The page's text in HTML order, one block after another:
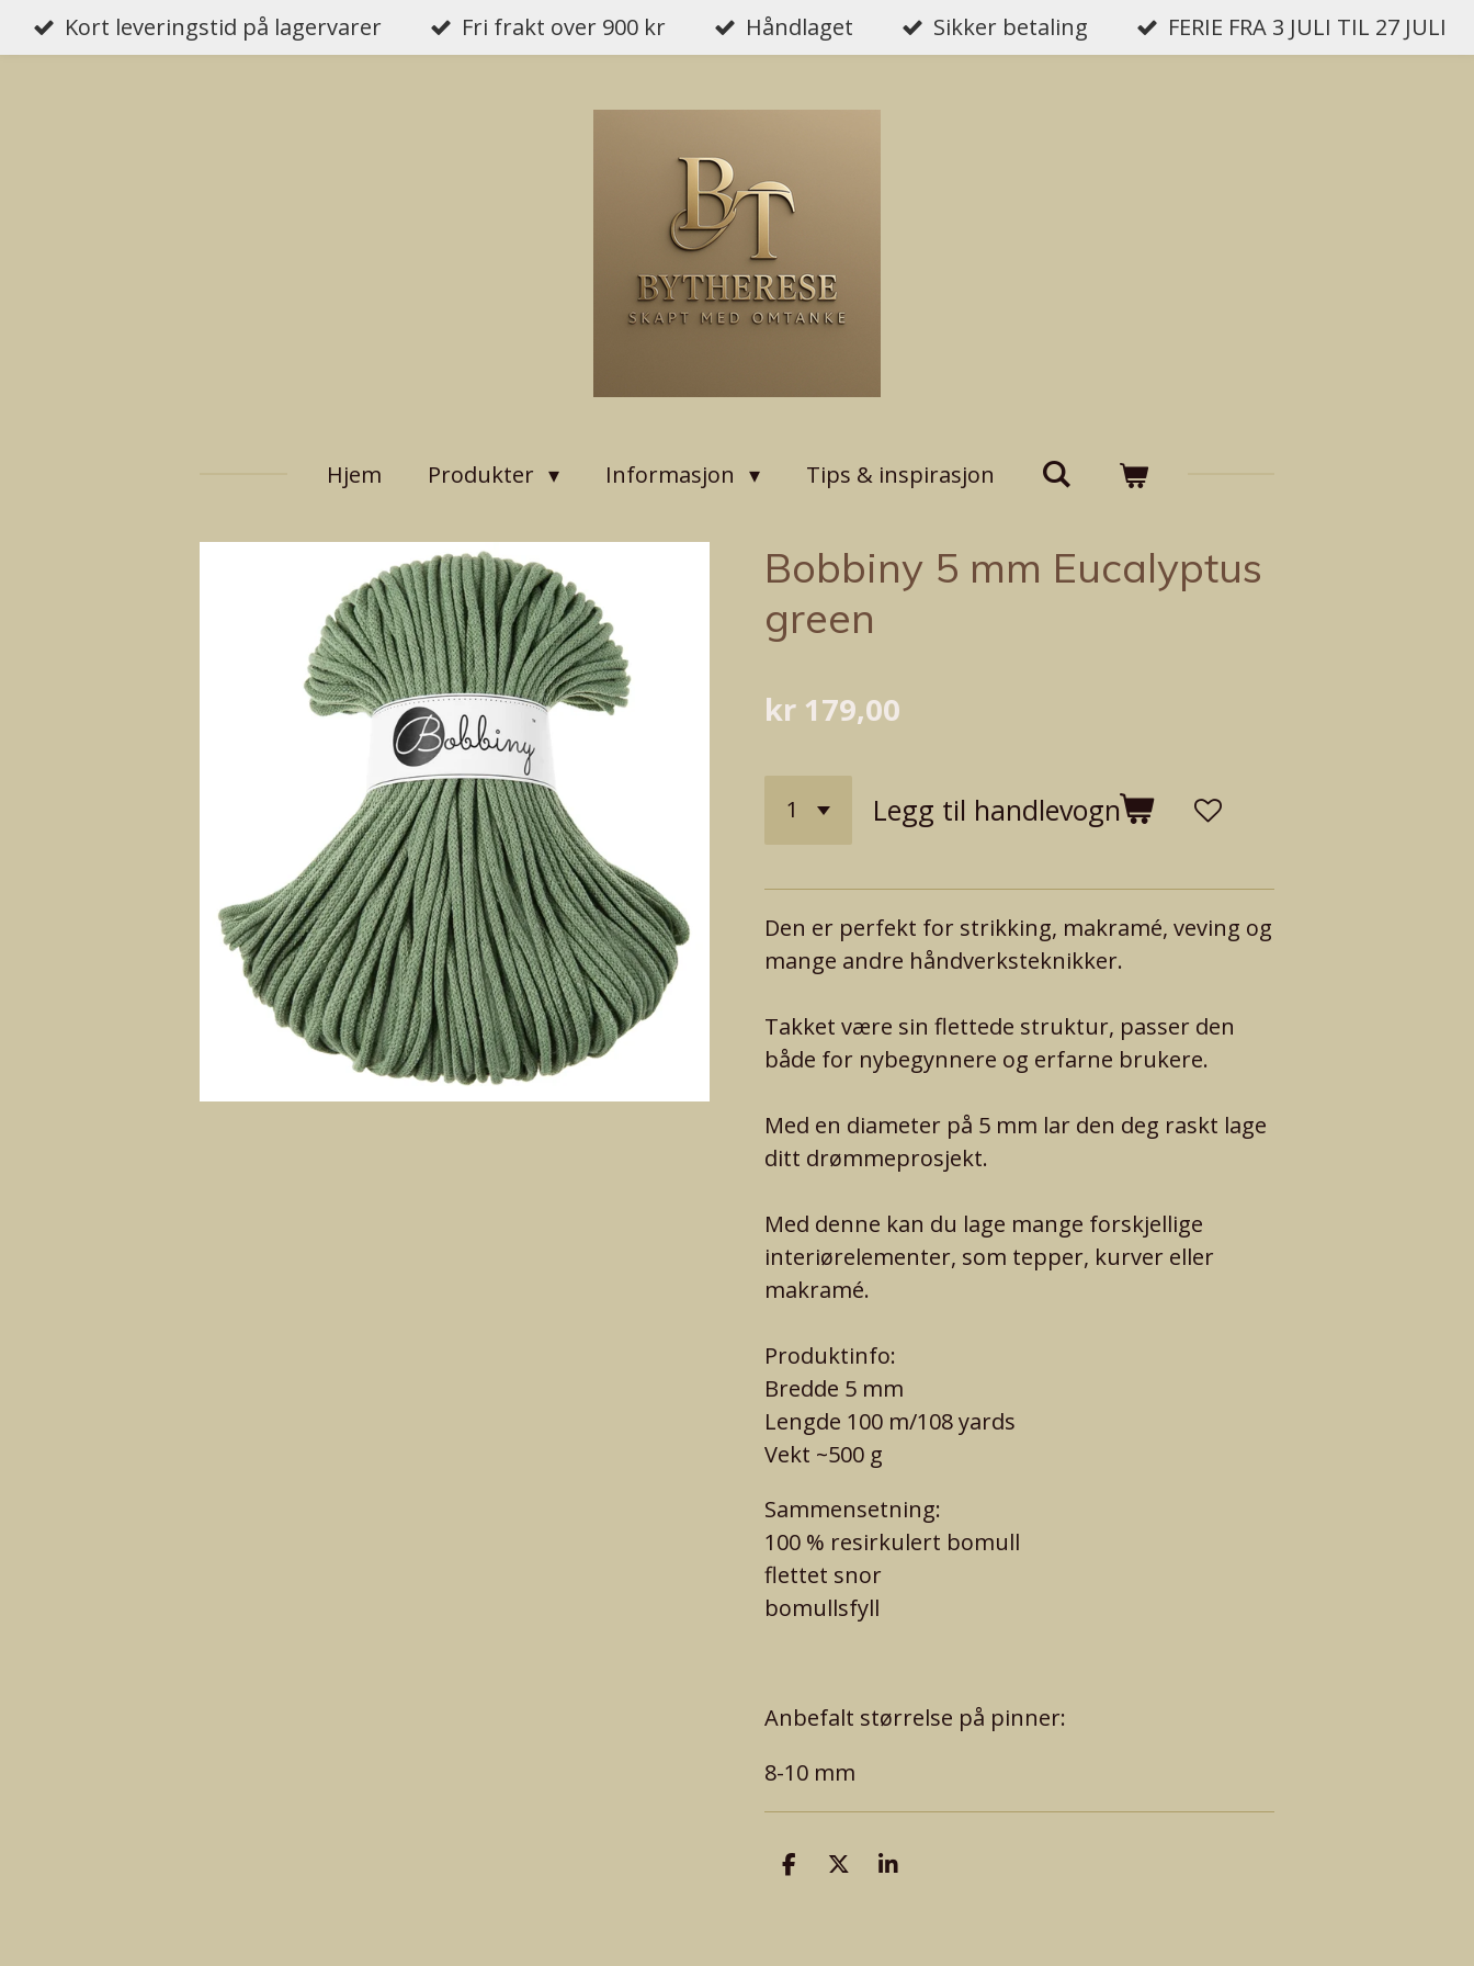
Gå
til
Kort leveringstid på lagervarer Fri frakt over 900 kr Håndlaget Sikker betaling FERIE FRA 3 JULI TIL 27 JULI
Hjem Produkter Informasjon Tips & inspirasjon
Bobbiny 5 mm Eucalyptus
green
kr 179,00
Legg til handlevogn
Den er perfekt for strikking, makramé, veving og
mange andre håndverksteknikker.
Takket være sin flettede struktur, passer den
både for nybegynnere og erfarne brukere.
Med en diameter på 5 mm lar den deg raskt lage
ditt drømmeprosjekt.
Med denne kan du lage mange forskjellige
interiørelementer, som tepper, kurver eller
makramé.
Produktinfo:
Bredde 5 mm
Lengde 100 m/108 yards
Vekt ~500 g
Sammensetning:
100 % resirkulert bomull
flettet snor
bomullsfyll
Anbefalt størrelse på pinner:
8-10 mm
D
D
D